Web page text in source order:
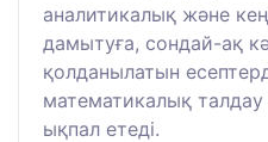
аналитикалық және
дамытуға, сондай-ақ
қолданылатын
математикалық талдау
ықпал етеді.